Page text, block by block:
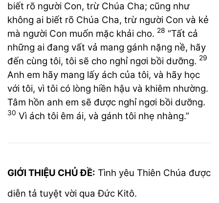
biết rõ người Con, trừ Chúa Cha; cũng như
không ai biết rõ Chúa Cha, trừ người Con và kẻ
mà người Con muốn mặc khải cho. 28 “Tất cả
những ai đang vất vả mang gánh nặng nề, hãy
đến cùng tôi, tôi sẽ cho nghỉ ngơi bồi dưỡng. 29
Anh em hãy mang lấy ách của tôi, và hãy học
với tôi, vì tôi có lòng hiền hậu và khiêm nhường.
Tâm hồn anh em sẽ được nghỉ ngơi bồi dưỡng.
30 Vì ách tôi êm ái, và gánh tôi nhẹ nhàng.”
GIỚI THIỆU CHỦ ĐỀ: Tình yêu Thiên Chúa được
diễn tả tuyệt vời qua Đức Kitô.